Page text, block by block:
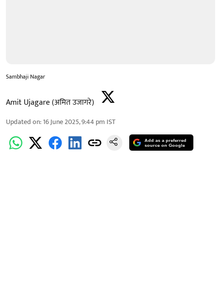
Sambhaji Nagar
Amit Ujagare (अमित उजागरे)
Updated on:16 June 2025, 9:44 pm IST
Add as a preferred
source on Google